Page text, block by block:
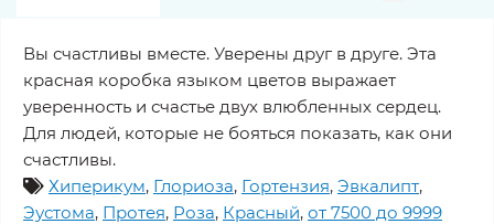
Вы счастливы вместе. Уверены друг в друге. Эта
красная коробка языком цветов выражает
уверенность и счастье двух влюбленных сердец.
Для людей, которые не бояться показать, как они
счастливы.
Хиперикум, Глориоза, Гортензия, Эвкалипт,
Эустома, Протея, Роза, Красный, от 7500 до 9999